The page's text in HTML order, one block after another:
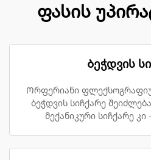
ფასის
Ბეჭდვის
Ორფერიანი
ბეჭდვის სიჩქარე
მექანიკური სიჩქარე